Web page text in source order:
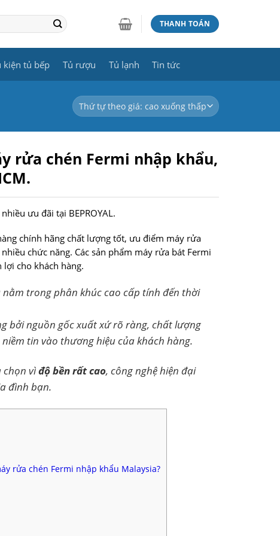
THANH TOÁN
kiện tủ bếp Tủ rượu Tủ lạnh Tin tức
rửa chén Fermi nhập khẩu,
ưu đãi tại BEPROYAL.
chính hãng chất lượng tốt, ưu điểm máy rửa
chức năng. Các sản phẩm máy rửa bát Fermi
cho khách hàng.
trong phân khúc cao cấp tính đến thời
bởi nguồn gốc xuất xứ rõ ràng, chất lượng
tin vào thương hiệu của khách hàng.
vìđộ bền rất cao, công nghệ hiện đại
đình bạn.
rửa chén Fermi nhập khẩu Malaysia?